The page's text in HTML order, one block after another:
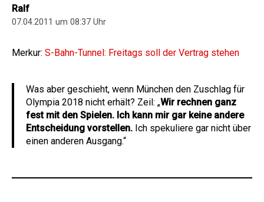
Ralf
07.04.2011 um 08:37 Uhr
Merkur: S-Bahn-Tunnel: Freitags soll der Vertrag stehen
Was aber geschieht, wenn München den Zuschlag für
Olympia 2018 nicht erhält? Zeil: „Wir rechnen ganz
fest mit den Spielen. Ich kann mir gar keine andere
Entscheidung vorstellen. Ich spekuliere gar nicht über
einen anderen Ausgang.“